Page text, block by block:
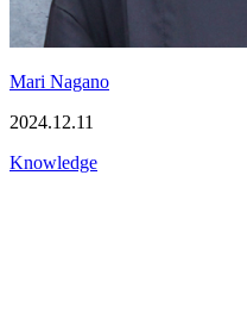
Mari Nagano
2024.12.11
Knowledge